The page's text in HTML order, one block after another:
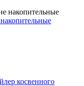
косвенного